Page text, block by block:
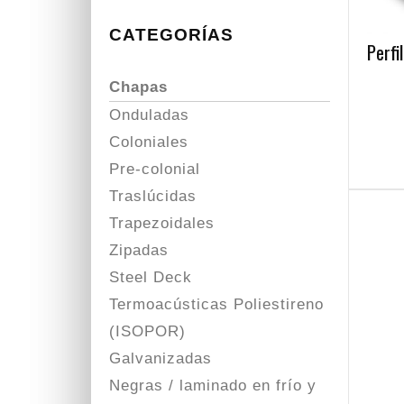
CATEGORÍAS
Chapas
Onduladas
Coloniales
Pre-colonial
Traslúcidas
Trapezoidales
Zipadas
Steel Deck
Termoacústicas Poliestireno
(ISOPOR)
Galvanizadas
Negras / laminado en frío y